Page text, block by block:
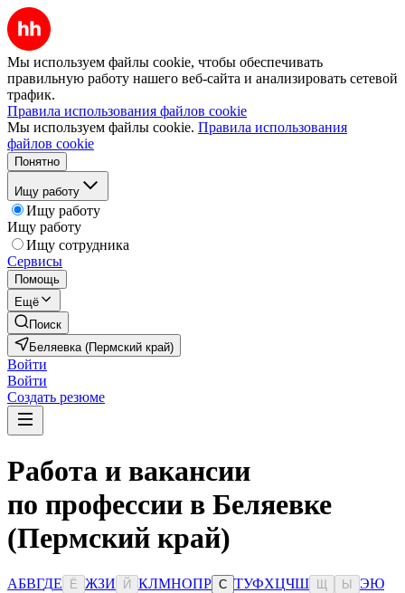
Мы используем файлы cookie, чтобы обеспечивать
правильную работу нашего веб-сайта и анализировать сетевой
трафик.
Правила использования файлов cookie
Мы используем файлы cookie. Правила использования
файлов cookie
Понятно
Ищу работу
Ищу работу
Ищу работу
Ищу сотрудника
Сервисы
Помощь
Ещё
Поиск
Беляевка (Пермский край)
Войти
Войти
Создать резюме
Работа и вакансии
по профессии в Беляевке
(Пермский край)
АБВГДЕ Ё ЖЗИ Й КЛМНОПР С ТУФХЦЧШ Ы ЭЮ